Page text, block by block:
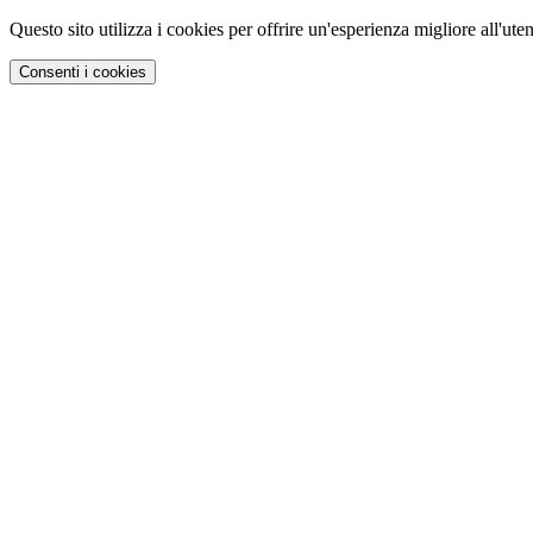
Questo sito utilizza i cookies per offrire un'esperienza migliore
Consenti i cookies